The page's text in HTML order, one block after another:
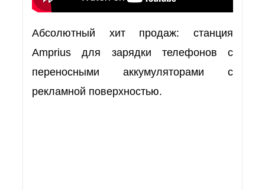
Абсолютный хит продаж: станция
Amprius для зарядки телефонов с
переносными аккумуляторами с
рекламной поверхностью.